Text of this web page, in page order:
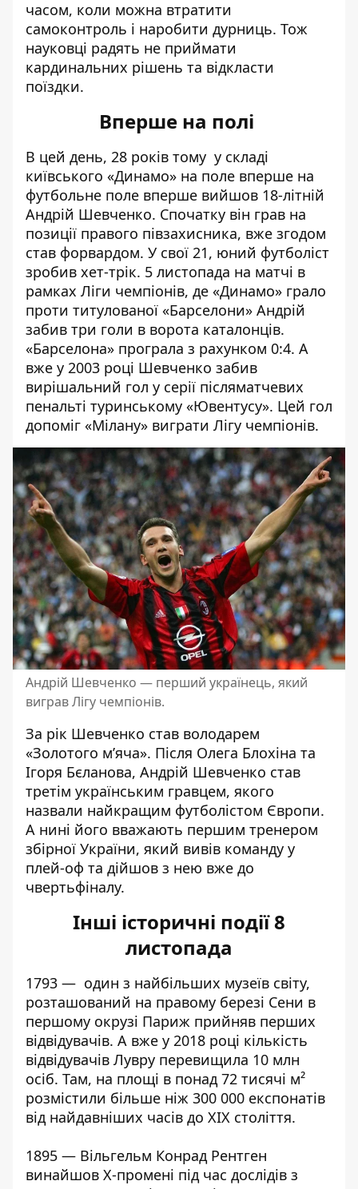
часом, коли можна втратити
самоконтроль і наробити дурниць. Тож
науковці радять не приймати
кардинальних рішень та відкласти
поїздки.
Вперше на полі
В цей день, 28 років тому у складі
київського «Динамо» на поле вперше на
футбольне поле вперше вийшов 18-літній
Андрій Шевченко. Спочатку він грав на
позиції правого півзахисника, вже згодом
став форвардом. У свої 21, юний футболіст
зробив хет-трік. 5 листопада на матчі в
рамках Ліги чемпіонів, де «Динамо» грало
проти титулованої «Барселони» Андрій
забив три голи в ворота каталонців.
«Барселона» програла з рахунком 0:4. А
вже у 2003 році Шевченко забив
вирішальний гол у серії післяматчевих
пенальті туринському «Ювентусу». Цей гол
допоміг «Мілану» виграти Лігу чемпіонів.
Андрій Шевченко — перший українець, який
виграв Лігу чемпіонів.
За рік Шевченко став володарем
«Золотого м’яча». Після Олега Блохіна та
Ігоря Бєланова, Андрій Шевченко став
третім українським гравцем, якого
назвали найкращим футболістом Європи.
А нині його вважають першим тренером
збірної України, який вивів команду у
плей-оф та дійшов з нею вже до
чвертьфіналу.
Інші історичні події 8
листопада
1793 — один з найбільших музеїв світу,
розташований на правому березі Сени в
першому окрузі Париж прийняв перших
відвідувачів. А вже у 2018 році кількість
відвідувачів Лувру перевищила 10 млн
осіб. Там, на площі в понад 72 тисячі м²
розмістили більше ніж 300 000 експонатів
від найдавніших часів до XIX століття.
1895 — Вільгельм Конрад Рентген
винайшов X-промені під час дослідів з